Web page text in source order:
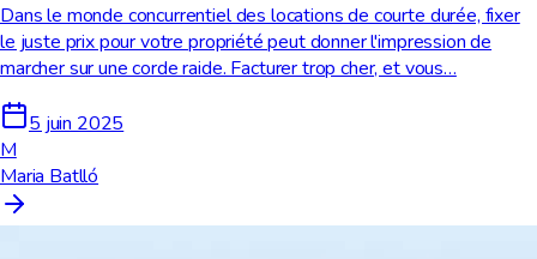
Dans le monde concurrentiel des locations de courte durée, fixer
le juste prix pour votre propriété peut donner l'impression de
marcher sur une corde raide. Facturer trop cher, et vous…
5 juin 2025
M
Maria Batlló